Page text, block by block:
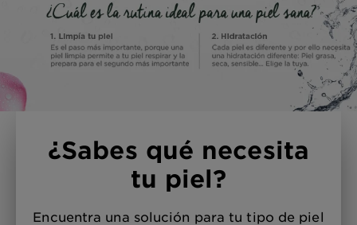
¿Sabes qué necesita
tu piel?
Encuentra una solución para tu tipo de piel